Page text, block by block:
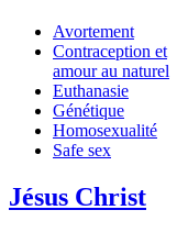
Avortement
Contraception et
amour au naturel
Euthanasie
Génétique
Homosexualité
Safe sex
Jésus Christ